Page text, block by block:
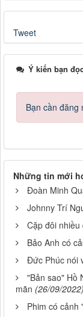
Tweet
Ý kiến bạn
Bạn cần đăng
Những tin mới
Đoàn Minh
Johnny Trí
Cặp đôi
Bảo Anh có
Đức Phúc nói
"Bản sao" Hồ
mãn (26/09/2022)
Phim có cảnh